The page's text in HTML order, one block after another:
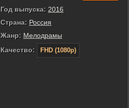
Год выпуска: 2016
Страна: Россия
Жанр: Мелодрамы
Качество:
FHD (1080p)